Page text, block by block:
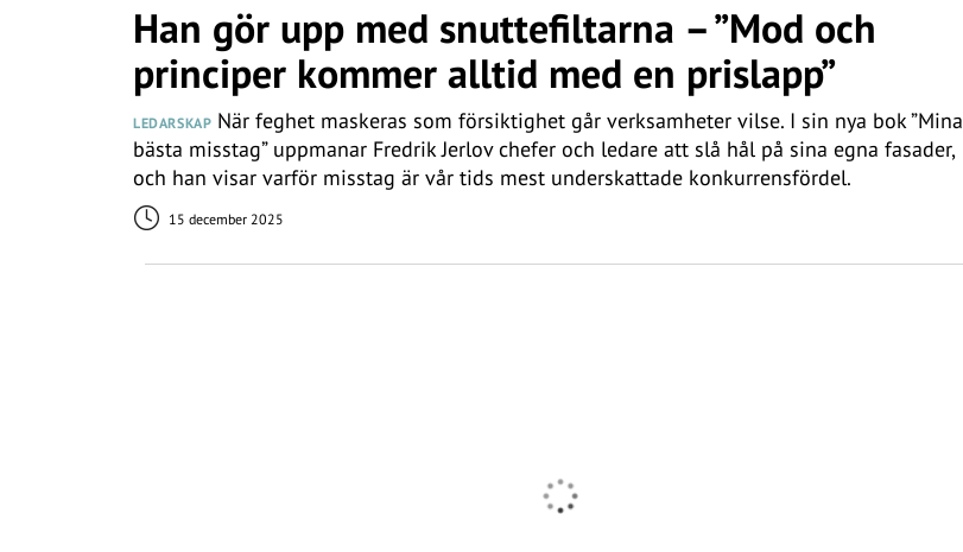
Han gör upp med snuttefiltarna – ”Mod och
principer kommer alltid med en prislapp”
LEDARSKAP När feghet maskeras som försiktighet går verksamheter vilse. I sin nya bok ”Mina
bästa misstag” uppmanar Fredrik Jerlov chefer och ledare att slå hål på sina egna fasader,
och han visar varför misstag är vår tids mest underskattade konkurrensfördel.
15 december 2025